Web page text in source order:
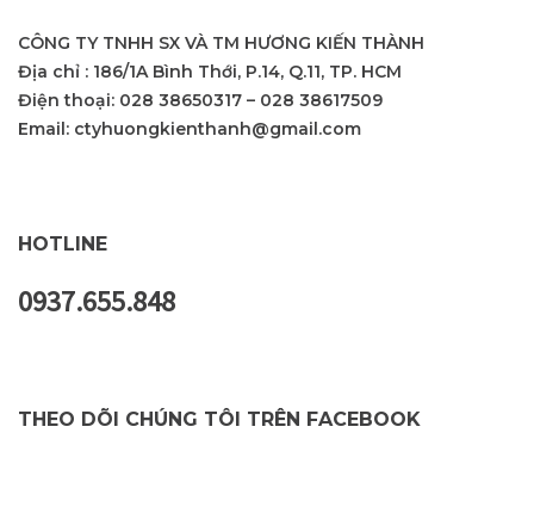
CÔNG TY TNHH SX VÀ TM HƯƠNG KIẾN THÀNH
Địa chỉ : 186/1A Bình Thới, P.14, Q.11, TP. HCM
Điện thoại: 028 38650317 – 028 38617509
Email: ctyhuongkienthanh@gmail.com
HOTLINE
0937.655.848
THEO DÕI CHÚNG TÔI TRÊN FACEBOOK